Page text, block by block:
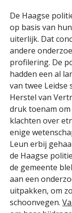
De Haagse
op basis van
uiterlijk. Dat
andere
profilering. De
hadden een al
van twee
Herstel van
druk toenam
klachten over
enige
Leun erbij
de Haagse
de gemeente
aan een
uitpakken, om
schoonvegen.